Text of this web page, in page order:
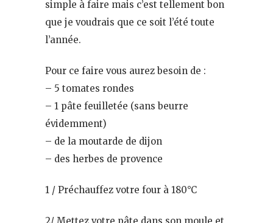
simple à faire mais c’est tellement bon
que je voudrais que ce soit l’été toute
l’année.
Pour ce faire vous aurez besoin de :
– 5 tomates rondes
– 1 pâte feuilletée (sans beurre
évidemment)
– de la moutarde de dijon
– des herbes de provence
1 / Préchauffez votre four à 180°C
2/ Mettez votre pâte dans son moule et